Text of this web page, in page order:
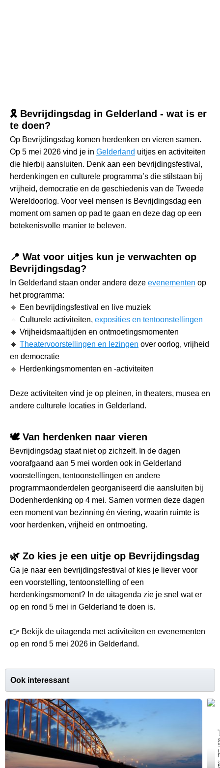
🎗️ Bevrijdingsdag in Gelderland - wat is er
te doen?
Op Bevrijdingsdag komen herdenken en vieren samen.
Op 5 mei 2026 vind je in Gelderland uitjes en activiteiten
die hierbij aansluiten. Denk aan een bevrijdingsfestival,
herdenkingen en culturele programma’s die stilstaan bij
vrijheid, democratie en de geschiedenis van de Tweede
Wereldoorlog. Voor veel mensen is Bevrijdingsdag een
moment om samen op pad te gaan en deze dag op een
betekenisvolle manier te beleven.
📍 Wat voor uitjes kun je verwachten op
Bevrijdingsdag?
In Gelderland staan onder andere deze evenementen op
het programma:
🔹 Een bevrijdingsfestival en live muziek
🔹 Culturele activiteiten, exposities en tentoonstellingen
🔹 Vrijheidsmaaltijden en ontmoetingsmomenten
🔹 Theatervoorstellingen en lezingen over oorlog, vrijheid
en democratie
🔹 Herdenkingsmomenten en -activiteiten
Deze activiteiten vind je op pleinen, in theaters, musea en
andere culturele locaties in Gelderland.
🕊️ Van herdenken naar vieren
Bevrijdingsdag staat niet op zichzelf. In de dagen
voorafgaand aan 5 mei worden ook in Gelderland
voorstellingen, tentoonstellingen en andere
programmaonderdelen georganiseerd die aansluiten bij
Dodenherdenking op 4 mei. Samen vormen deze dagen
een moment van bezinning én viering, waarin ruimte is
voor herdenken, vrijheid en ontmoeting.
🌿 Zo kies je een uitje op Bevrijdingsdag
Ga je naar een bevrijdingsfestival of kies je liever voor
een voorstelling, tentoonstelling of een
herdenkingsmoment? In de uitagenda zie je snel wat er
op en rond 5 mei in Gelderland te doen is.
👉 Bekijk de uitagenda met activiteiten en evenementen
op en rond 5 mei 2026 in Gelderland.
Ook interessant